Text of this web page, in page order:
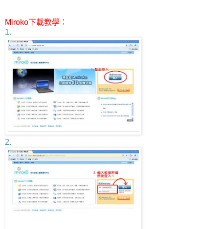
Miroko下載教學：
1.
2.